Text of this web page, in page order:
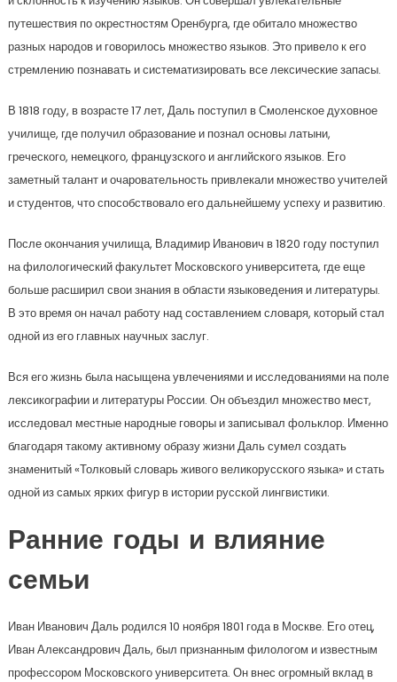
путешествия по окрестностям Оренбурга, где обитало множество
разных народов и говорилось множество языков. Это привело к его
стремлению познавать и систематизировать все лексические запасы.
В 1818 году, в возрасте 17 лет, Даль поступил в Смоленское духовное
училище, где получил образование и познал основы латыни,
греческого, немецкого, французского и английского языков. Его
заметный талант и очаровательность привлекали множество учителей
и студентов, что способствовало его дальнейшему успеху и развитию.
После окончания училища, Владимир Иванович в 1820 году поступил
на филологический факультет Московского университета, где еще
больше расширил свои знания в области языковедения и литературы.
В это время он начал работу над составлением словаря, который стал
одной из его главных научных заслуг.
Вся его жизнь была насыщена увлечениями и исследованиями на поле
лексикографии и литературы России. Он объездил множество мест,
исследовал местные народные говоры и записывал фольклор. Именно
благодаря такому активному образу жизни Даль сумел создать
знаменитый «Толковый словарь живого великорусского языка» и стать
одной из самых ярких фигур в истории русской лингвистики.
Ранние годы и влияние
семьи
Иван Иванович Даль родился 10 ноября 1801 года в Москве. Его отец,
Иван Александрович Даль, был признанным филологом и известным
профессором Московского университета. Он внес огромный вклад в